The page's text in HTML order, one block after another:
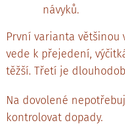
návyků.
První varianta většinou
vede k přejedení,
těžší. Třetí je
Na dovolené
kontrolovat dopady.